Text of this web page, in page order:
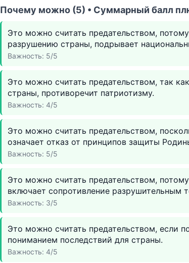
Почему можно (5) • Суммарный балл
Это можно считать предательством,
разрушению страны, подрывает
Важность: 5/5
Это можно считать предательством, так
страны, противоречит патриотизму.
Важность: 4/5
Это можно считать предательством,
означает отказ от принципов защиты
Важность: 5/5
Это можно считать предательством,
включает сопротивление разрушительным
Важность: 3/5
Это можно считать предательством, если
пониманием последствий для страны.
Важность: 4/5